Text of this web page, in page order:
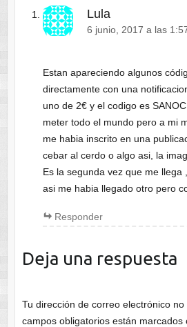
Lula
6 junio, 2017 a las
Estan apareciendo algunos
directamente con una
uno de 2€ y el codigo es
meter todo el mundo pero a mi
me habia inscrito en una
cebar al cerdo o algo asi, la
Es la segunda vez que me llega
asi me habia llegado otro pero
Responder
Deja una respuesta
Tu dirección de correo electrónico no
campos obligatorios están marcados